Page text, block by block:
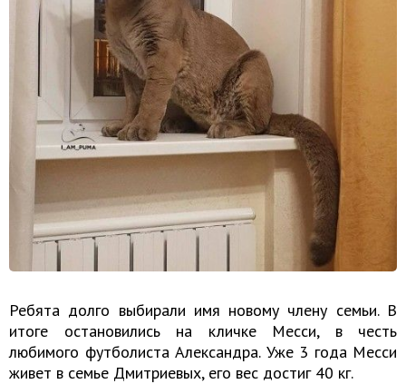
Ребята долго выбирали имя новому члену семьи. В
итоге остановились на кличке Месси, в честь
любимого футболиста Александра. Уже 3 года Месси
живет в семье Дмитриевых, его вес достиг 40 кг.